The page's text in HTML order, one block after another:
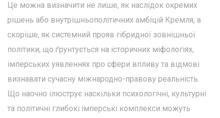
Це можна визначити не лише, як наслідок окремих
рішень або внутрішньополітичних амбіцій Кремля, а
скоріше, як системний прояв гібридної зовнішньої
політики, що ґрунтується на історичних міфологіях,
імперських уявленнях про сфери впливу та відмові
визнавати сучасну міжнародно-правову реальність.
Що наочно ілюструє наскільки психологічні, культурні
та політичні глибокі імперські комплекси можуть